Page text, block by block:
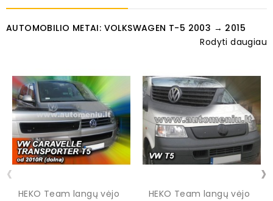
AUTOMOBILIO METAI: VOLKSWAGEN T-5 2003 → 2015
Rodyti daugiau
HEKO Team langų vėjo
HEKO Team langų vėjo
‹ ›